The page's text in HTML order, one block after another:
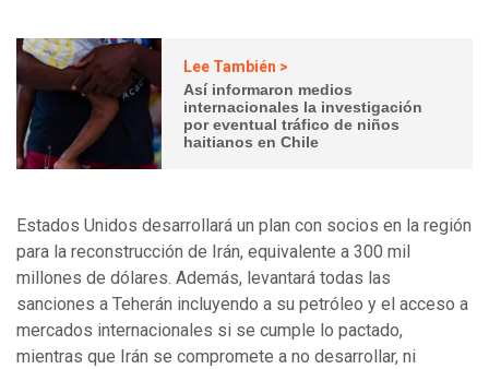
Lee También >
Así informaron medios
internacionales la investigación
por eventual tráfico de niños
haitianos en Chile
Estados Unidos desarrollará un plan con socios en la región
para la reconstrucción de Irán, equivalente a 300 mil
millones de dólares. Además, levantará todas las
sanciones a Teherán incluyendo a su petróleo y el acceso a
mercados internacionales si se cumple lo pactado,
mientras que Irán se compromete a no desarrollar, ni